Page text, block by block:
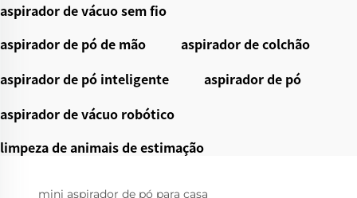
aspirador de vácuo sem fio
aspirador de pó de mão
aspirador de colchão
aspirador de pó inteligente
aspirador de pó
aspirador de vácuo robótico
limpeza de animais de estimação
mini aspirador de pó para casa